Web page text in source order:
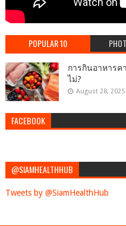
POPULAR 10
การกินอาหารค
ไม่?
August 28, 2025
FACEBOOK
@SIAMHEALTHHUB
Tweets by @SiamHealthHub